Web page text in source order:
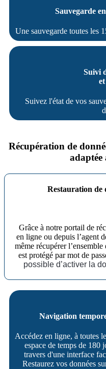
Sauvegarde
Une sauvegarde toutes les
Suivi
Suivez l'état de vos
Récupération de
adaptée
Restauration de
Grâce à notre portail de
en ligne ou depuis l’agent
même récupérer l’ensemble
est protégé par mot de
possible d’activer la
Navigation
Accédez en ligne, à toutes
espace de temps de 180
travers d'une interface
Restaurez vos données